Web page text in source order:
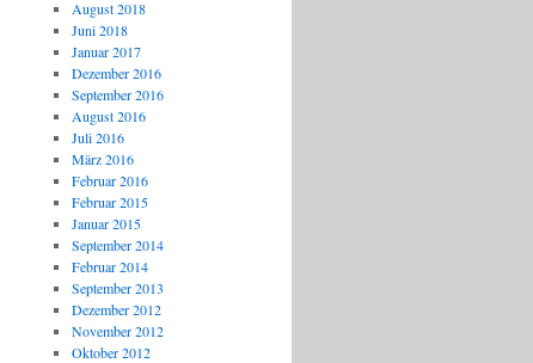
August 2018
Juni 2018
Januar 2017
Dezember 2016
September 2016
August 2016
Juli 2016
März 2016
Februar 2016
Februar 2015
Januar 2015
September 2014
Februar 2014
September 2013
Dezember 2012
November 2012
Oktober 2012